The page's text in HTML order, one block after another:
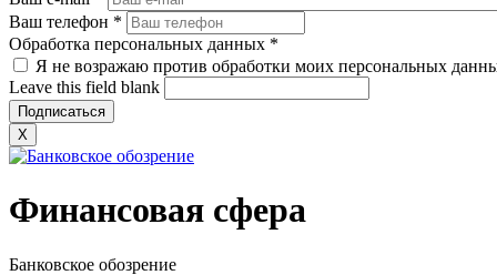
Ваш телефон *
Обработка персональных данных *
Я не возражаю против обработки моих персональных
Leave this field blank
X
Финансовая сфера
Банковское обозрение